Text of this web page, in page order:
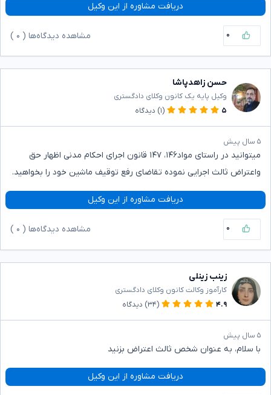
دریافت مشاوره از این وکیل
۰ مشاهده دیدگاه‌ها ( ۰
حسن زاهدپاشا
وکیل پایه یک کانون وکلای دادگستری
۵
(۱) دیدگاه
۵ سال پیش
میتوانید در راستای مواد۱۴۶، ۱۴۷ قانون اجرای احکام مدنی اظهار حق
واعتراض ثالث اجرایی نموده تقاضای رفع توقیف ماشین خود را بخواهید.
دریافت مشاوره از این وکیل
۰ مشاهده دیدگاه‌ها ( ۰
زینب زینلی
کارآموز وکالت کانون وکلای دادگستری
۴.۹
(۳۴) دیدگاه
۵ سال پیش
با سلام، به عنوان شخص ثالث اعتراض بزنید
دریافت مشاوره از این وکیل